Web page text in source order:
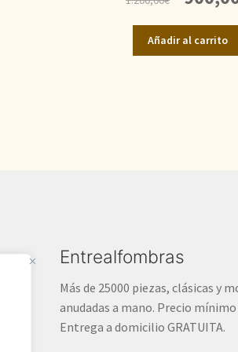
precio
original
era:
1.200,00€.
Añadir al carrito
Entrealfombras
Más de 25000 piezas, clásicas y
anudadas a mano. Precio
Entrega a domicilio GRATUITA.